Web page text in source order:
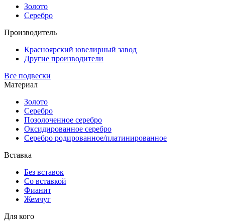
Золото
Серебро
Производитель
Красноярский ювелирный завод
Другие производители
Все подвески
Материал
Золото
Серебро
Позолоченное серебро
Оксидированное серебро
Серебро родированное/платинированное
Вставка
Без вставок
Со вставкой
Фианит
Жемчуг
Для кого